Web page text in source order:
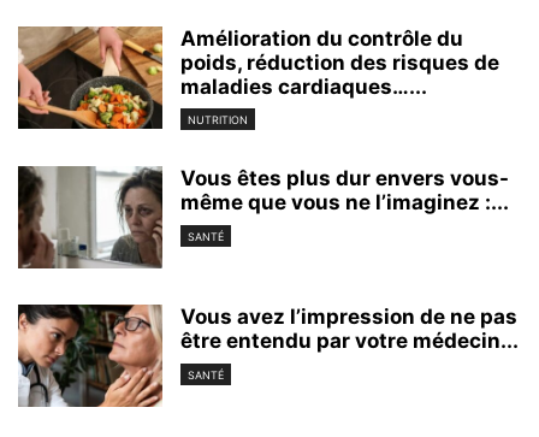
Amélioration du contrôle du
poids, réduction des risques de
maladies cardiaques…...
NUTRITION
Vous êtes plus dur envers vous-
même que vous ne l’imaginez :...
SANTÉ
Vous avez l’impression de ne pas
être entendu par votre médecin...
SANTÉ